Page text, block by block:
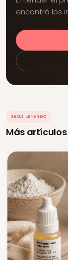
encontrá los
SEGUÍ LEYENDO
Más